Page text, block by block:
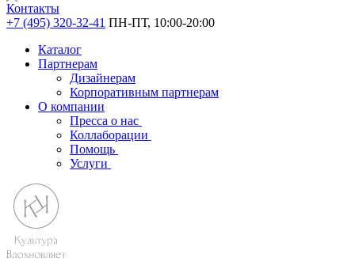
Контакты
+7 (495) 320-32-41 ПН-ПТ, 10:00-20:00
Каталог
Партнерам
Дизайнерам
Корпоративным партнерам
О компании
Пресса о нас
Коллаборации
Помощь
Услуги